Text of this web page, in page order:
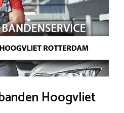
Hoogvliet